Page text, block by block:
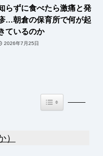
らずに食べたら激痛と発
…朝倉の保育所で何が起
ているのか
2026年7月25日
Toggle Table of